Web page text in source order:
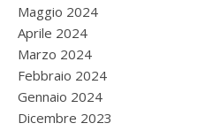
Maggio 2024
Aprile 2024
Marzo 2024
Febbraio 2024
Gennaio 2024
Dicembre 2023